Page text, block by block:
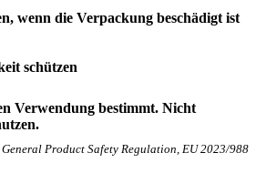
wenn die Verpackung beschädigt ist
schützen
Verwendung bestimmt. Nicht
General Product Safety Regulation, EU 2023/988